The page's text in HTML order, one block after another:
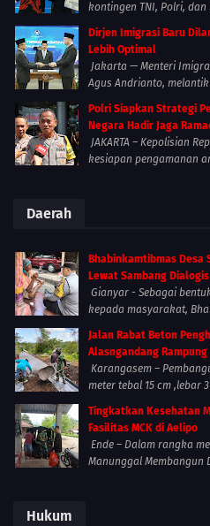
kontingen TNI, Polri, dan
Dirjen Imigrasi Baru
Lebih Optimal
Jakarta — Menteri
Agus Andrianto,
Polri Siapkan Strategi
Negara Hadir Jaga
JAKARTA – Kepolisian
kesiapan pengamanan
Daerah
Bhabinkamtibmas
Lewat Sambang
Gianyar - Sebagai
kepada masyarakat,
Jalan Rabat Beton
Alasngandang
Karangasem –
meter tebal 15 cm ,lebar
Tingkatkan Kesehatan
Fasilitas MCK di Aelipo
Ende – Dalam rangka
Manunggal Membangun
Hukum